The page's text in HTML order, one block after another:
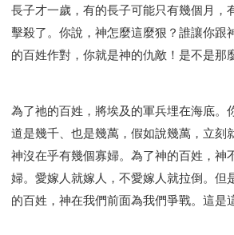
長子才一歲，有的長子可能只有幾個月，
擊殺了。你說，神怎麼這麼狠？誰讓你跟
的百姓作對，你就是神的仇敵！是不是那
為了祂的百姓，將埃及的軍兵埋在海底。
道是幾千、也是幾萬，假如說幾萬，立刻
神沒在乎有幾個寡婦。為了神的百姓，神
婦。愛嫁人就嫁人，不愛嫁人就拉倒。但
的百姓，神在我們前面為我們爭戰。這是